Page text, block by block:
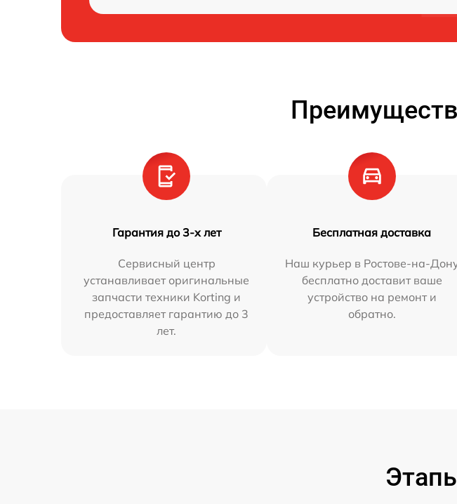
Гарантия до 3-х лет
Сервисный центр
устанавливает оригинальные
запчасти техники Korting и
предоставляет гарантию до 3
лет.
Бесплатная доставка
Наш курьер в Ростове-на-
бесплатно доставит ваше
устройство на ремонт и
обратно.